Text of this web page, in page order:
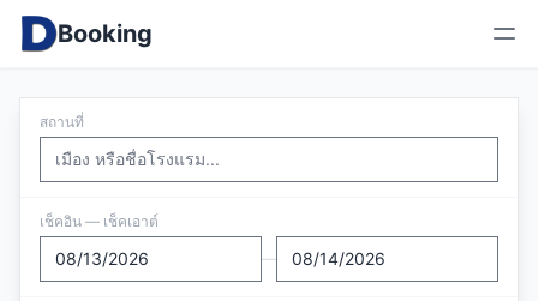
Booking
สถานที่
เช็คอิน — เช็คเอาต์
—